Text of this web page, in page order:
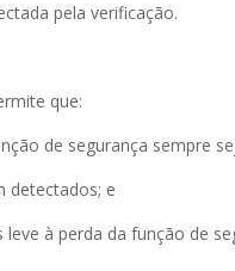
pela verificação.
que:
de segurança sempre
detectados; e
à perda da função de